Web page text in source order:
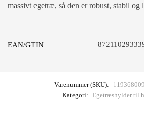
massivt egetræ, så den er robust, stabil og
EAN/GTIN
Varenummer (SKU):
Kategori: Egetræshylder til